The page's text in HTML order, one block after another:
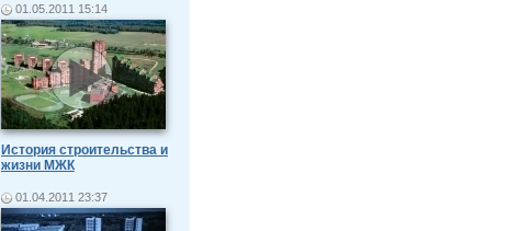
01.05.2011 15:14
История строительства и
жизни МЖК
01.04.2011 23:37